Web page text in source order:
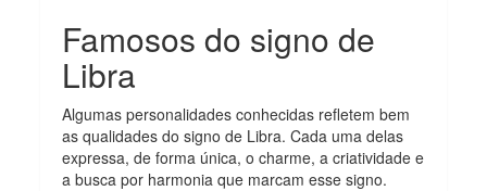
Famosos do signo de
Libra
Algumas personalidades conhecidas refletem bem
as qualidades do signo de Libra. Cada uma delas
expressa, de forma única, o charme, a criatividade e
a busca por harmonia que marcam esse signo.